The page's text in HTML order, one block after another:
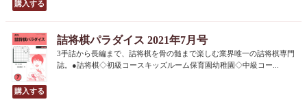
詰将棋パラダイス 2021年7月号
3手詰から長編まで、詰将棋を骨の髄まで楽しむ業界唯一の詰将棋専門
誌。●詰将棋◇初級コースキッズルーム保育園幼稚園◇中級コー...